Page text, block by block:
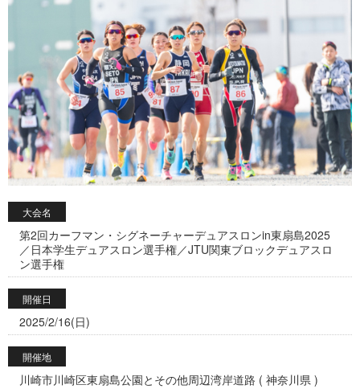
大会名
第2回カーフマン・シグネーチャーデュアスロンin東扇島2025
／日本学生デュアスロン選手権／JTU関東ブロックデュアスロ
ン選手権
開催日
2025/2/16(日)
開催地
川崎市川崎区東扇島公園とその他周辺湾岸道路 ( 神奈川県 )